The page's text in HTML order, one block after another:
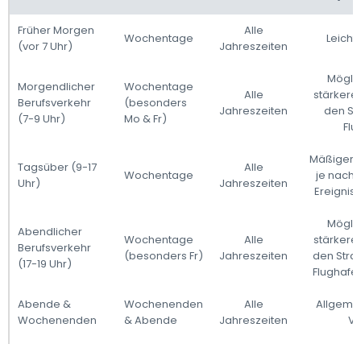
Früher Morgen
(vor 7 Uhr)
Wochentage
Alle
Jahreszeiten
Morgendlicher
Berufsverkehr
(7-9 Uhr)
Wochentage
(besonders
Mo & Fr)
Alle
Jahreszeiten
den
Tagsüber (9-17
Uhr)
Wochentage
Alle
Jahreszeiten
Mäßiger
je nach
Abendlicher
Berufsverkehr
(17-19 Uhr)
Wochentage
(besonders Fr)
Alle
Jahreszeiten
den
Abende &
Wochenenden
Wochenenden
& Abende
Alle
Jahreszeiten